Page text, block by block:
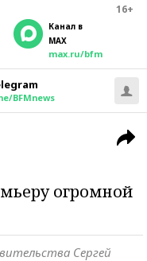
16+
Канал в
MAX
max.ru/bfm
BFMnews
огромной
Сергей